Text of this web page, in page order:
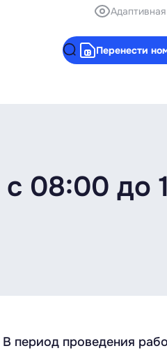
Перенести
08:00 до
период проведения